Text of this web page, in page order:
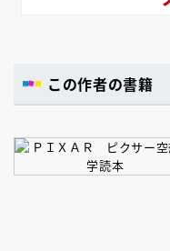
この作者の書籍